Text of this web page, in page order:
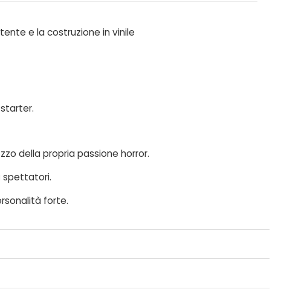
e la costruzione in vinile
della propria passione horror.
spettatori.
forte.